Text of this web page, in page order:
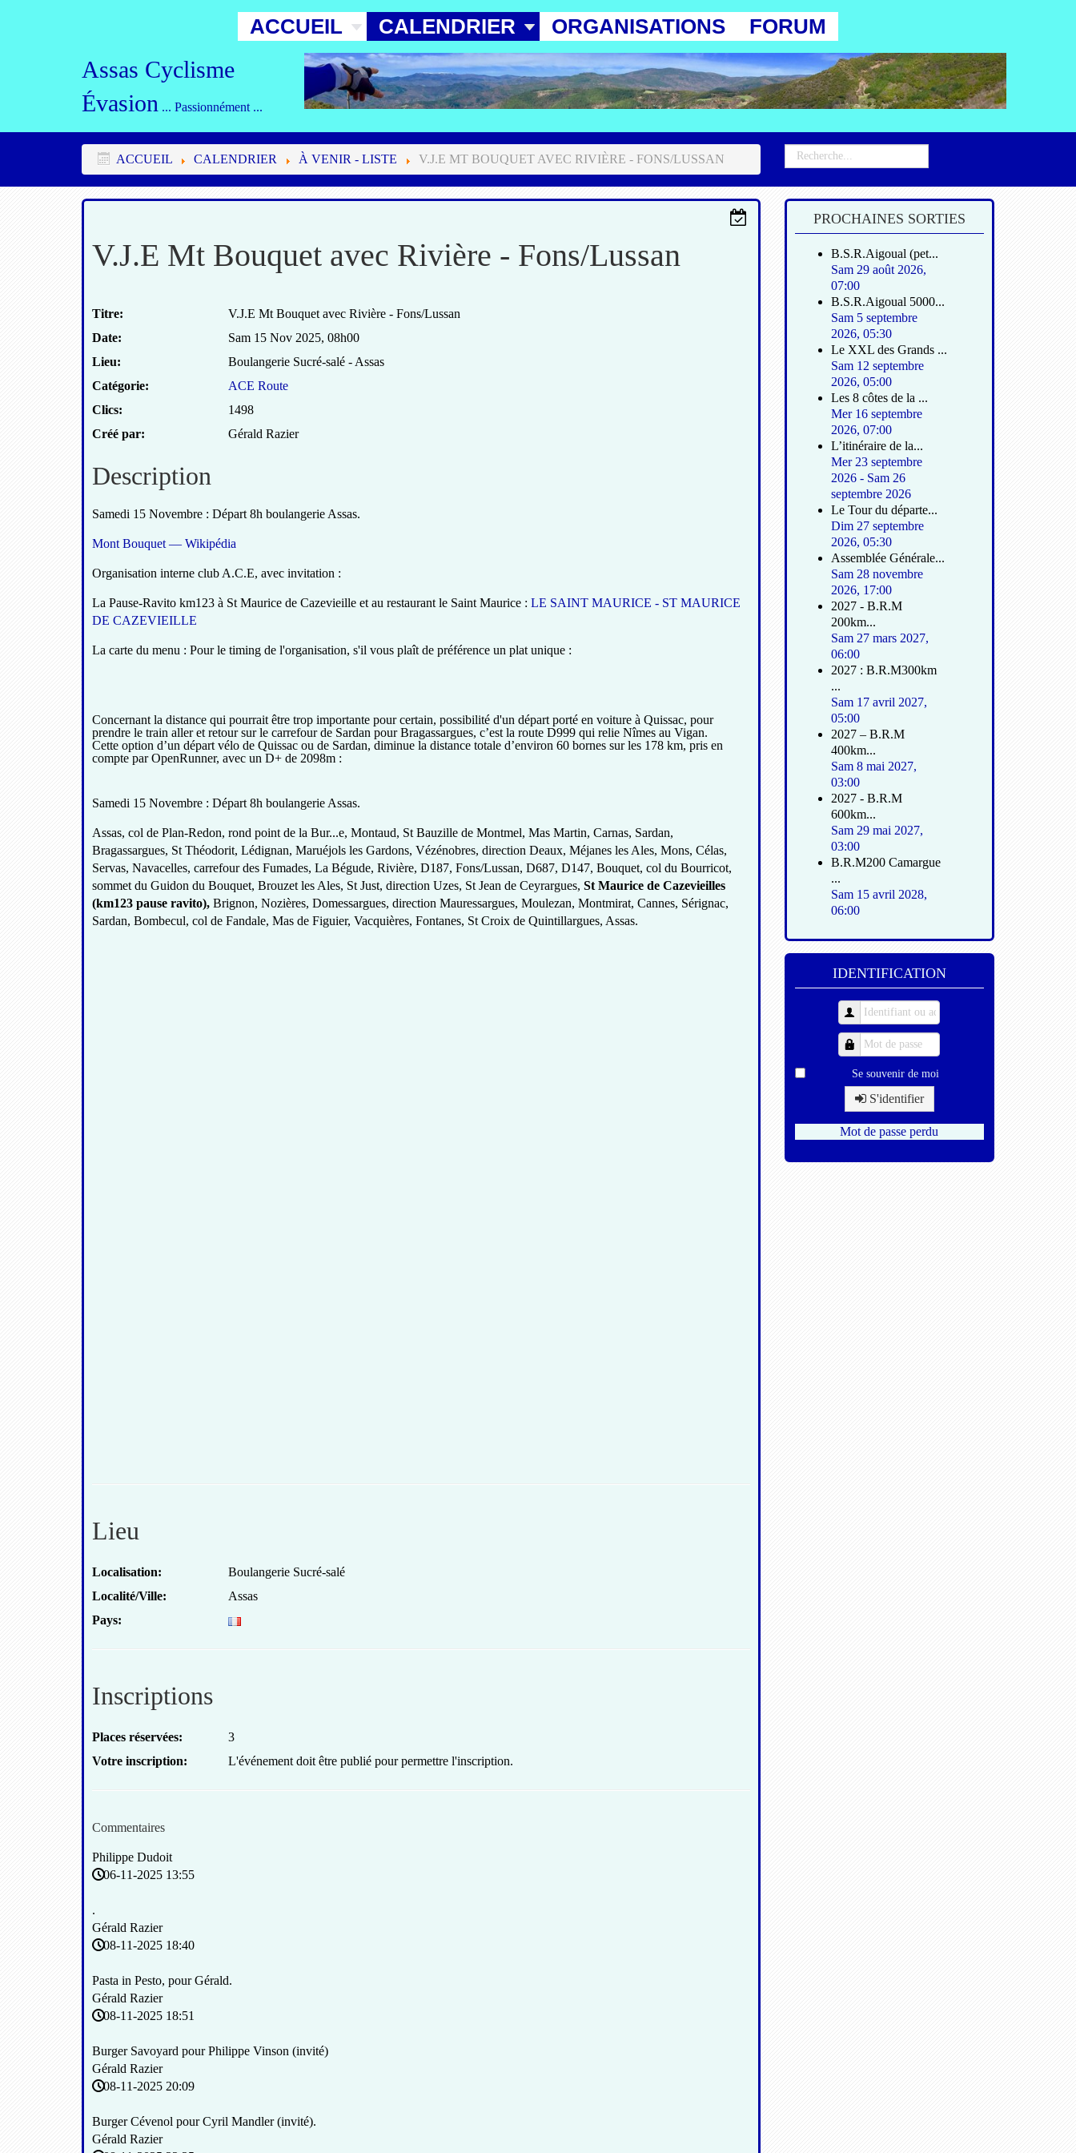
ACCUEIL CALENDRIER ORGANISATIONS FORUM
Assas Cyclisme
Évasion ... Passionnément ...
ACCUEIL CALENDRIER À VENIR - LISTE V.J.E MT BOUQUET AVEC RIVIÈRE - FONS/LUSSAN
V.J.E Mt Bouquet avec Rivière - Fons/Lussan
Titre:
V.J.E Mt Bouquet avec Rivière - Fons/Lussan
Date:
Sam 15 Nov 2025, 08h00
Lieu:
Boulangerie Sucré-salé - Assas
Catégorie:
ACE Route
Clics:
1498
Créé par:
Gérald Razier
Description
Samedi 15 Novembre : Départ 8h boulangerie Assas.
Mont Bouquet — Wikipédia
Organisation interne club A.C.E, avec invitation :
La Pause-Ravito km123 à St Maurice de Cazevieille et au restaurant le Saint Maurice : LE SAINT MAURICE - ST MAURICE
DE CAZEVIEILLE
La carte du menu : Pour le timing de l'organisation, s'il vous plaît de préférence un plat unique :
Concernant la distance qui pourrait être trop importante pour certain, possibilité d'un départ porté en voiture à Quissac, pour
prendre le train aller et retour sur le carrefour de Sardan pour Bragassargues, c’est la route D999 qui relie Nîmes au Vigan.
Cette option d’un départ vélo de Quissac ou de Sardan, diminue la distance totale d’environ 60 bornes sur les 178 km, pris en
compte par OpenRunner, avec un D+ de 2098m :
Samedi 15 Novembre : Départ 8h boulangerie Assas.
Assas, col de Plan-Redon, rond point de la Bur...e, Montaud, St Bauzille de Montmel, Mas Martin, Carnas, Sardan,
Bragassargues, St Théodorit, Lédignan, Maruéjols les Gardons, Vézénobres, direction Deaux, Méjanes les Ales, Mons, Célas,
Servas, Navacelles, carrefour des Fumades, La Bégude, Rivière, D187, Fons/Lussan, D687, D147, Bouquet, col du Bourricot,
sommet du Guidon du Bouquet, Brouzet les Ales, St Just, direction Uzes, St Jean de Ceyrargues, St Maurice de Cazevieilles
(km123 pause ravito), Brignon, Nozières, Domessargues, direction Mauressargues, Moulezan, Montmirat, Cannes, Sérignac,
Sardan, Bombecul, col de Fandale, Mas de Figuier, Vacquières, Fontanes, St Croix de Quintillargues, Assas.
Lieu
Localisation:
Boulangerie Sucré-salé
Localité/Ville:
Assas
Pays:
Inscriptions
Places réservées:
3
Votre inscription:
L'événement doit être publié pour permettre l'inscription.
Commentaires
Philippe Dudoit
06-11-2025 13:55
.
Gérald Razier
08-11-2025 18:40
Pasta in Pesto, pour Gérald.
Gérald Razier
08-11-2025 18:51
Burger Savoyard pour Philippe Vinson (invité)
Gérald Razier
08-11-2025 20:09
Burger Cévenol pour Cyril Mandler (invité).
Gérald Razier
PROCHAINES SORTIES
B.S.R.Aigoual (pet...
Sam 29 août 2026,
07:00
B.S.R.Aigoual 5000...
Sam 5 septembre
2026, 05:30
Le XXL des Grands ...
Sam 12 septembre
2026, 05:00
Les 8 côtes de la ...
Mer 16 septembre
2026, 07:00
L’itinéraire de la...
Mer 23 septembre
2026- Sam 26
septembre 2026
Le Tour du départe...
Dim 27 septembre
2026, 05:30
Assemblée Générale...
Sam 28 novembre
2026, 17:00
2027 - B.R.M
200km...
Sam 27 mars 2027,
06:00
2027 : B.R.M300km
...
Sam 17 avril 2027,
05:00
2027 – B.R.M
400km...
Sam 8 mai 2027,
03:00
2027 - B.R.M
600km...
Sam 29 mai 2027,
03:00
B.R.M200 Camargue
...
Sam 15 avril 2028,
06:00
IDENTIFICATION
Se souvenir de moi
S'identifier
Mot de passe perdu